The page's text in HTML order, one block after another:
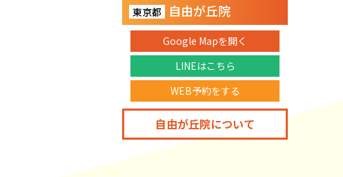
東京都 自由が丘院
Google Mapを開く
LINEはこちら
WEB予約をする
自由が丘院について